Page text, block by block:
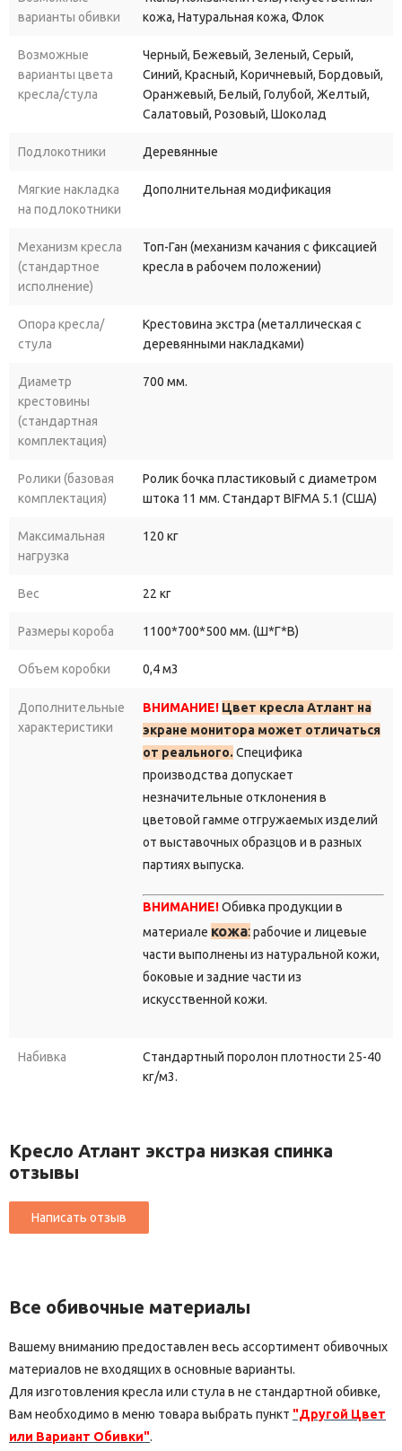
варианты обивки
кожа, Натуральная кожа, Флок
Возможные
варианты цвета
кресла/стула
Черный, Бежевый, Зеленый, Серый,
Синий, Красный, Коричневый, Бордовый,
Оранжевый, Белый, Голубой, Желтый,
Салатовый, Розовый, Шоколад
Подлокотники Деревянные
Мягкие накладка
на подлокотники
Дополнительная модификация
Механизм кресла
(стандартное
исполнение)
Топ-Ган (механизм качания с фиксацией
кресла в рабочем положении)
Опора кресла/
стула
Крестовина экстра (металлическая с
деревянными накладками)
Диаметр
крестовины
(стандартная
комплектация)
700 мм.
Ролики (базовая
комплектация)
Ролик бочка пластиковый с диаметром
штока 11 мм. Стандарт BIFMA 5.1 (США)
Максимальная
нагрузка
120 кг
Вес 22 кг
Размеры короба 1100*700*500 мм. (Ш*Г*В)
Объем коробки 0,4 м3
Дополнительные
характеристики
ВНИМАНИЕ! Цвет кресла Атлант на
экране монитора может отличаться
от реального. Специфика
производства допускает
незначительные отклонения в
цветовой гамме отгружаемых изделий
от выставочных образцов и в разных
партиях выпуска.
ВНИМАНИЕ!Обивка продукции в
материале кожа:рабочие и лицевые
части выполнены из натуральной кожи,
боковые и задние части из
искусственной кожи.
Набивка
Стандартный поролон плотности 25-40
кг/м3.
Кресло Атлант экстра низкая спинка
отзывы
Все обивочные материалы
Вашему вниманию предоставлен весь ассортимент обивочных
материалов не входящих в основные варианты.
Для изготовления кресла или стула в не стандартной обивке,
Вам необходимо в меню товара выбрать пункт "Другой Цвет
или Вариант Обивки".